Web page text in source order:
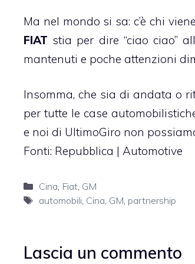
Ma nel mondo si sa: c’è chi
FIAT stia per dire “ciao ciao”
mantenuti e poche attenzioni
Insomma, che sia di andata o
per tutte le case
e noi di UltimoGiro non
Fonti: Repubblica | Automotive
Categorie
Cina, Fiat, GM
Tag
automobili, Cina, GM, partnership
Lascia un commento